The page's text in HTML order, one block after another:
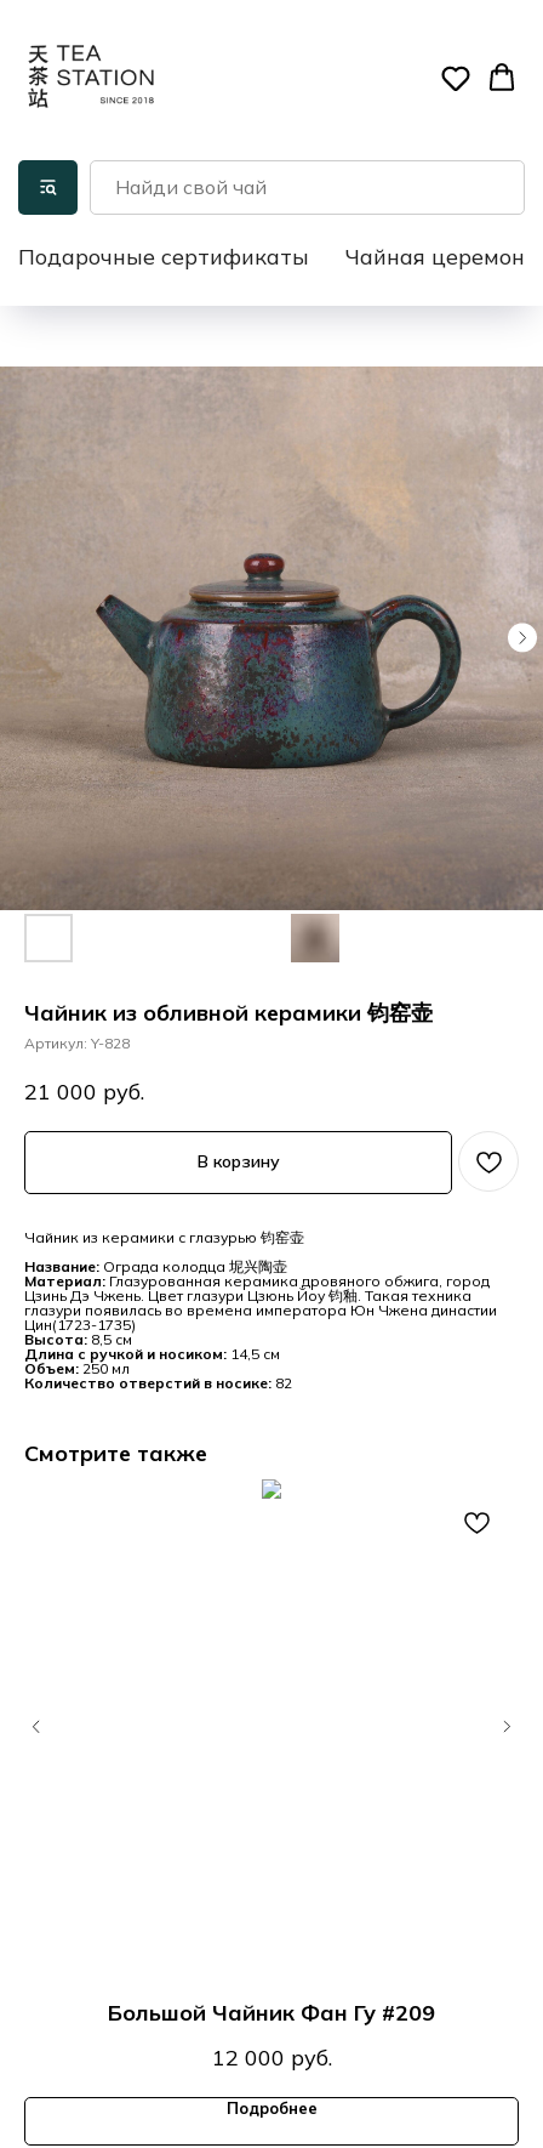
Подарочные сертификаты Чайная
Чайник из обливной керамики 钧窑壶
Артикул: Y-828
21 000 руб.
В корзину
Чайник из керамики с глазурью 钧窑壶
Название: Ограда колодца 坭兴陶壶
Материал: Глазурованная керамика дровяного обжига, город
Цзинь Дэ Чжень. Цвет глазури Цзюнь Йоу 钧釉. Такая техника
глазури появилась во времена императора Юн Чжена династии
Цин(1723-1735)
Высота: 8,5 см
Длина с ручкой и носиком: 14,5 см
Объем: 250 мл
Количество отверстий в носике: 82
Смотрите также
Большой Чайник Фан Гу #209
12 000 руб.
Подробнее